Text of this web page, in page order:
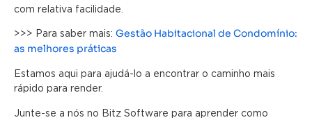
com relativa facilidade.
>>> Para saber mais: Gestão Habitacional de Condomínio:
as melhores práticas
Estamos aqui para ajudá-lo a encontrar o caminho mais
rápido para render.
Junte-se a nós no Bitz Software para aprender como